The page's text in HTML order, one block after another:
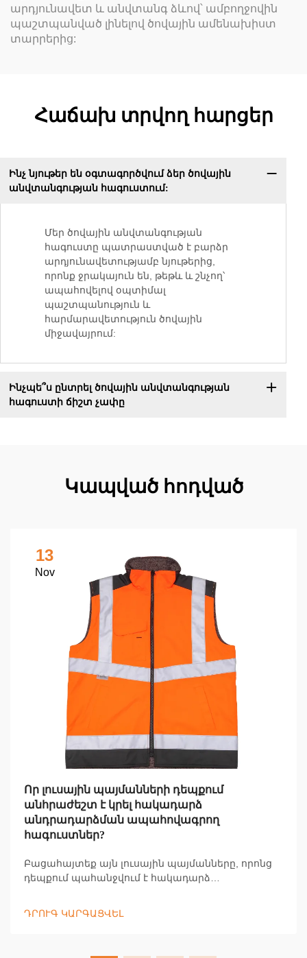
արդյունավետ և անվտանգ ձևով՝ ամբողջովին
պաշտպանված լինելով ծովային ամենախիստ
տարրերից:
Հաճախ տրվող հարցեր
Ինչ նյութեր են օգտագործվում ձեր ծովային
անվտանգության հագուստում:
Մեր ծովային անվտանգության
հագուստը պատրաստված է բարձր
արդյունավետությամբ նյութերից,
որոնք ջրակայուն են, թեթև և շնչող՝
ապահովելով օպտիմալ
պաշտպանություն և
հարմարավետություն ծովային
միջավայրում:
Ինչպե՞ս ընտրել ծովային անվտանգության
հագուստի ճիշտ չափը
Կապված հոդված
13
Nov
Որ լուսային պայմանների դեպքում
անհրաժեշտ է կրել հակադարձ
անդրադարձման ապահովագրող
հագուստներ?
Բացահայտեք այն լուսային պայմանները, որոնց
դեպքում պահանջվում է հակադարձ
համար լուսաբացի, մթնշաղի, մութ և վատ
ԴՐՈՒԳ ԿԱՐԳԱՑՎԵԼ